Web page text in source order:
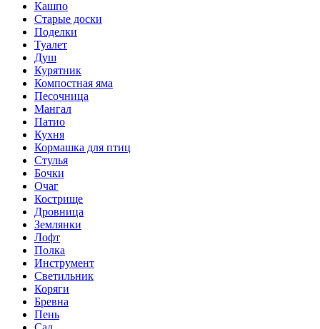
Кашпо
Старые доски
Поделки
Туалет
Душ
Курятник
Компостная яма
Песочница
Мангал
Патио
Кухня
Кормашка для птиц
Стулья
Бочки
Очаг
Кострище
Дровница
Землянки
Лофт
Полка
Инструмент
Светильник
Коряги
Бревна
Пень